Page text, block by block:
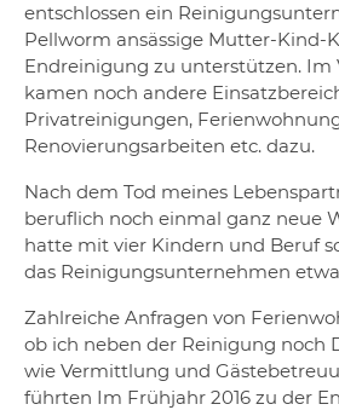
entschlossen ein
Pellworm ansässige Mutter-Kind-
Endreinigung zu unterstützen. Im
kamen noch andere
Privatreinigungen,
Renovierungsarbeiten etc. dazu.
Nach dem Tod meines
beruflich noch einmal ganz neue
hatte mit vier Kindern und Beruf
das Reinigungsunternehmen
Zahlreiche Anfragen von
ob ich neben der Reinigung noch
wie Vermittlung und
führten Im Frühjahr 2016 zu der